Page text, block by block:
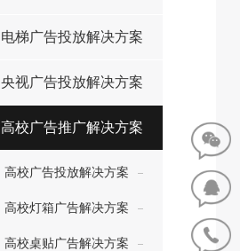
电梯广告投放解决方案
央视广告投放解决方案
高校广告推广解决方案
高校广告投放解决方案
高校灯箱广告解决方案
高校桌贴广告解决方案